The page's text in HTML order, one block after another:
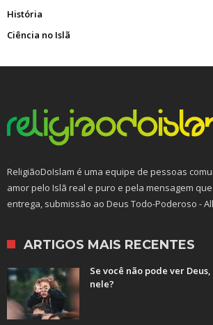
História
Ciência no Islã
ReligiãoDoIslam é uma equipe de pessoas
amor pelo Islã real e puro e pela mensagem que
entrega, submissão ao Deus Todo-Poderoso -
ARTIGOS MAIS RECENTES
Se você não pode ver
nele?